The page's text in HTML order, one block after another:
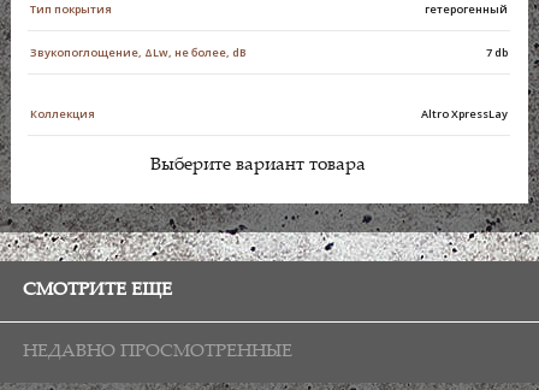
Тип покрытия гетерогенный
Звукопоглощение, ΔLw, не более, dB 7 db
Коллекция Altro XpressLay
Выберите вариант товара
СМОТРИТЕ ЕЩЕ
НЕДАВНО ПРОСМОТРЕННЫЕ